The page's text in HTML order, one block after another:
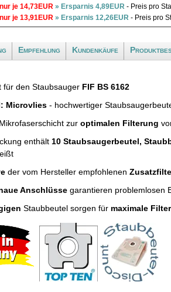
3 Stück nur je 14,73EUR » Ersparnis 4,89EUR - Preis pro
5 Stück nur je 13,91EUR » Ersparnis 12,26EUR - Preis pro
Empfehlung Kundenkäufe
für den Staubsauger FIF BS 6162
Microvlies - hochwertiger
zur optimalen Filterung
enthält 10 Staubsaugerbeutel,
der vom Hersteller empfohlenen
Anschlüsse garantieren problemlosen
Staubbeutel sorgen für maximale